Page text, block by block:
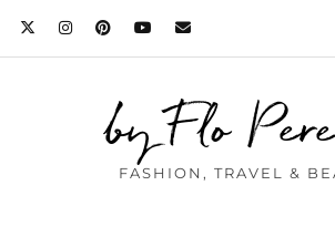
by Flo
FASHION, TRAVEL &